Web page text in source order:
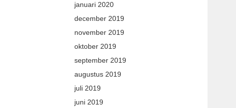
januari 2020
december 2019
november 2019
oktober 2019
september 2019
augustus 2019
juli 2019
juni 2019